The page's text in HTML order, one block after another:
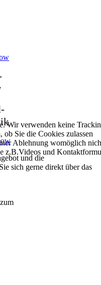
und die
sich gerne direkt über das
Wir verwenden keine
ob Sie die Cookies zulassen
Ablehnung womöglich
z.B.Videos und